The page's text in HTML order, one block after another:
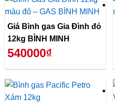
Giá Bình gas Gia Đình đỏ
12kg BÌNH MINH
540000₫